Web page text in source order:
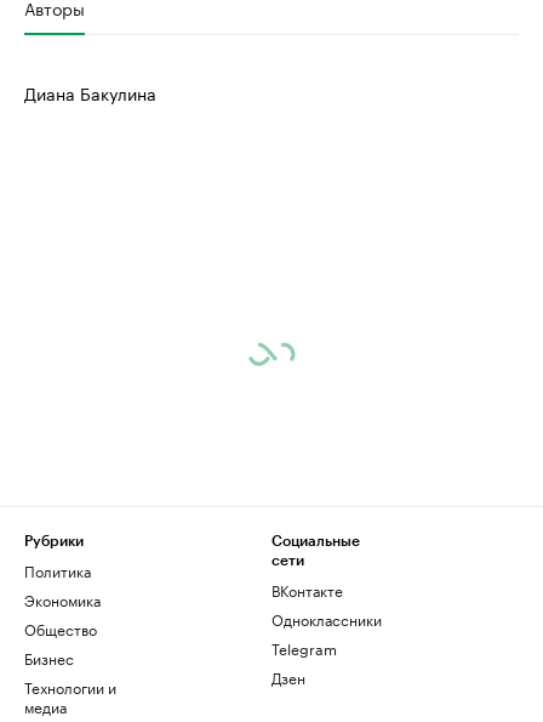
Авторы
Диана Бакулина
Рубрики
Политика
Экономика
Общество
Бизнес
Технологии и
медиа
Социальные
сети
ВКонтакте
Одноклассники
Telegram
Дзен